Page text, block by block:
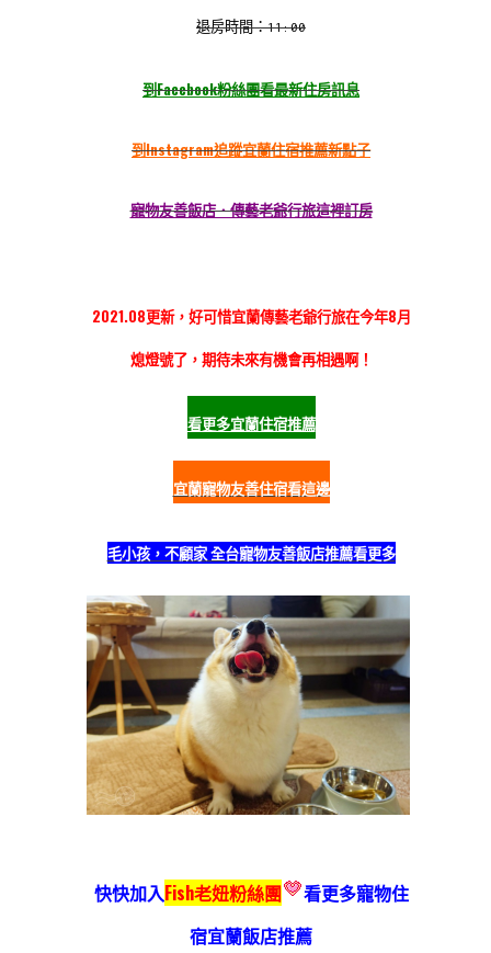
退房時間：11:00
到Facebook粉絲團看最新住房訊息
到Instagram追蹤宜蘭住宿推薦新點子
寵物友善飯店．傳藝老爺行旅這裡訂房
2021.08更新，好可惜宜蘭傳藝老爺行旅在今年8月
熄燈號了，期待未來有機會再相遇啊！
看更多宜蘭住宿推薦
宜蘭寵物友善住宿看這邊
毛小孩，不顧家 全台寵物友善飯店推薦看更多
快快加入Fish老妞粉絲團
看更多寵物住
宿宜蘭飯店推薦